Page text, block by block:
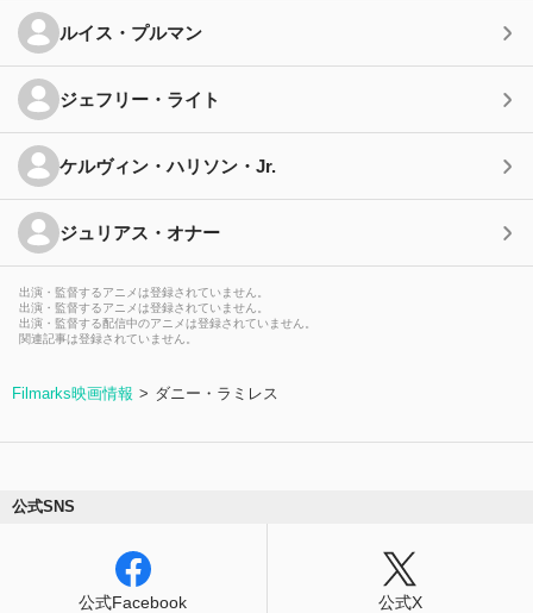
ルイス・プルマン
ジェフリー・ライト
ケルヴィン・ハリソン・Jr.
ジュリアス・オナー
出演・監督するアニメは登録されていません。
出演・監督するアニメは登録されていません。
出演・監督する配信中のアニメは登録されていません。
関連記事は登録されていません。
Filmarks映画情報 ダニー・ラミレス
公式SNS
公式Facebook 公式X